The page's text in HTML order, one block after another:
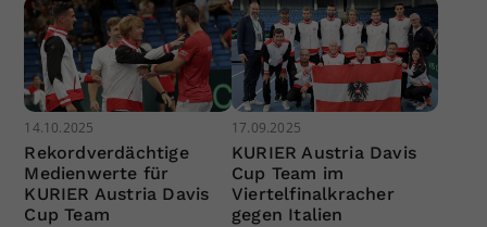
14.10.2025
Rekordverdächtige
Medienwerte für
KURIER Austria Davis
Cup Team
17.09.2025
KURIER Austria Davis
Cup Team im
Viertelfinalkracher
gegen Italien